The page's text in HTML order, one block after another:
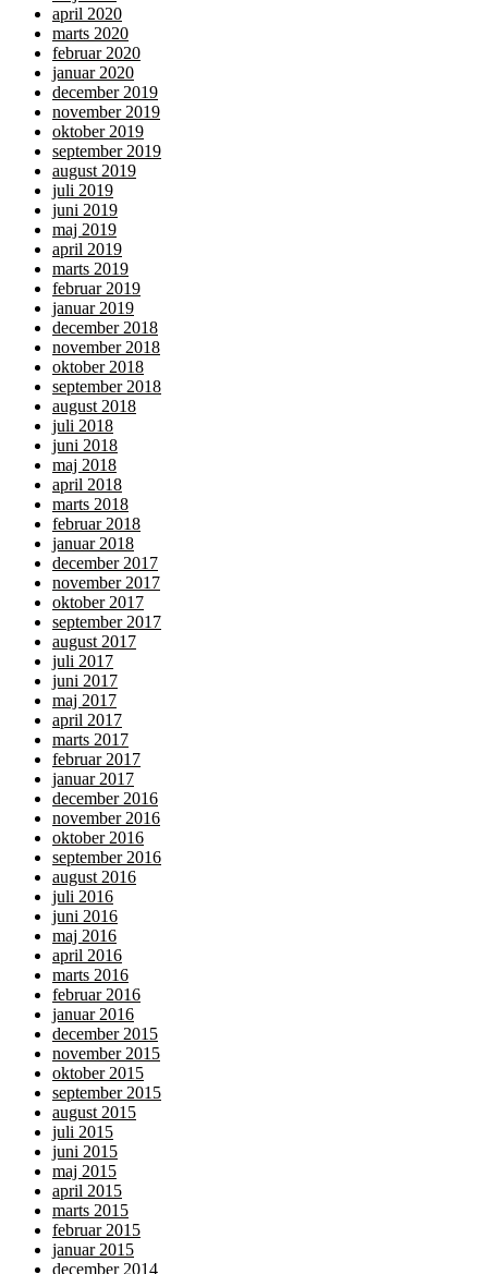
april 2020
marts 2020
februar 2020
januar 2020
december 2019
november 2019
oktober 2019
september 2019
august 2019
juli 2019
juni 2019
maj 2019
april 2019
marts 2019
februar 2019
januar 2019
december 2018
november 2018
oktober 2018
september 2018
august 2018
juli 2018
juni 2018
maj 2018
april 2018
marts 2018
februar 2018
januar 2018
december 2017
november 2017
oktober 2017
september 2017
august 2017
juli 2017
juni 2017
maj 2017
april 2017
marts 2017
februar 2017
januar 2017
december 2016
november 2016
oktober 2016
september 2016
august 2016
juli 2016
juni 2016
maj 2016
april 2016
marts 2016
februar 2016
januar 2016
december 2015
november 2015
oktober 2015
september 2015
august 2015
juli 2015
juni 2015
maj 2015
april 2015
marts 2015
februar 2015
januar 2015
december 2014